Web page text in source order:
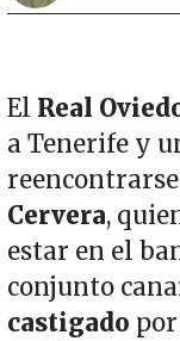
El Real
a Tenerife y
Cervera,
estar en el
conjunto
castigado